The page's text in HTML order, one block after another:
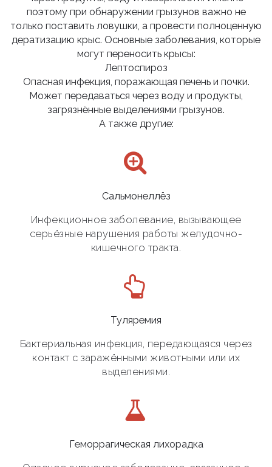
поэтому при обнаружении грызунов важно не
только поставить ловушки, а провести полноценную
дератизацию крыс. Основные заболевания, которые
могут переносить крысы:
Лептоспироз
Опасная инфекция, поражающая печень и почки.
Может передаваться через воду и продукты,
загрязнённые выделениями грызунов.
А также другие:
Сальмонеллёз
Инфекционное заболевание, вызывающее
серьёзные нарушения работы желудочно-
кишечного тракта.
Туляремия
Бактериальная инфекция, передающаяся через
контакт с заражёнными животными или их
выделениями.
Геморрагическая лихорадка